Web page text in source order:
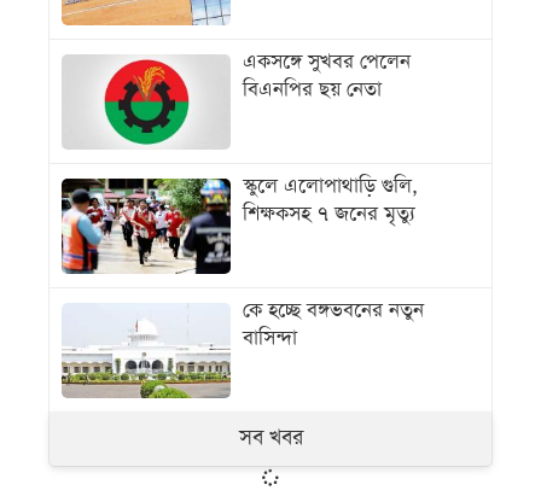
একসঙ্গে সুখবর পেলেন
বিএনপির ছয় নেতা
স্কুলে এলোপাথাড়ি গুলি,
শিক্ষকসহ ৭ জনের মৃত্যু
কে হচ্ছে বঙ্গভবনের নতুন
বাসিন্দা
সব খবর